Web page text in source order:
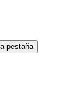
pestaña